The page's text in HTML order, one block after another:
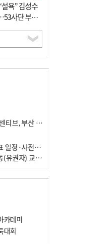
욕” 김성수
사단 부지
목소리
‘장수기업 세무조사 유예’ 파격 인센티브, 부산 유출 막을까
부산선관위 지선 Q&A ③ 사전투표 일정·사전투표함 보관
부산선관위 지선 Q&A ② 선거운동(유권자) 교육감투표용지
카데미
대회